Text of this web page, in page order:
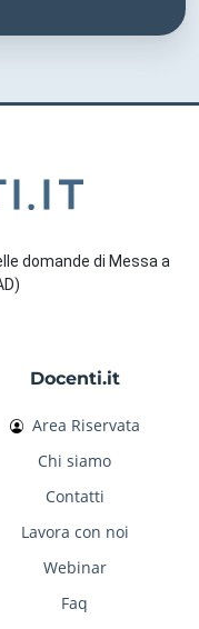
domande di Messa a
Docenti.it
Area Riservata
Chi siamo
Contatti
Lavora con noi
Webinar
Faq